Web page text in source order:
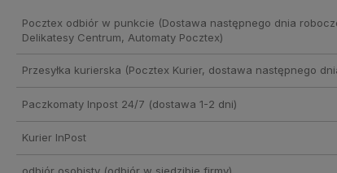
Cena nie zawiera ewentualnych
kosztów płatności
Pocztex odbiór w punkcie (Dostawa następnego dnia
Delikatesy Centrum, Automaty Pocztex)
Przesyłka kurierska (Pocztex Kurier, dostawa następnego
Paczkomaty Inpost 24/7 (dostawa 1-2 dni)
Kurier InPost